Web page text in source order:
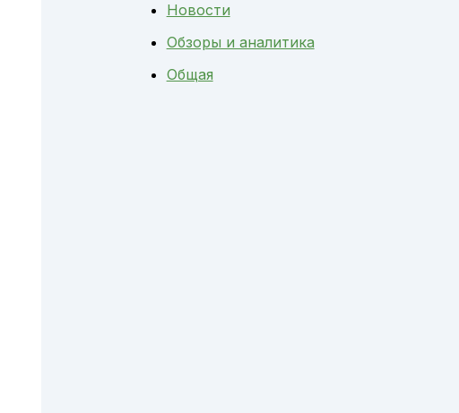
Новости
Обзоры и аналитика
Общая